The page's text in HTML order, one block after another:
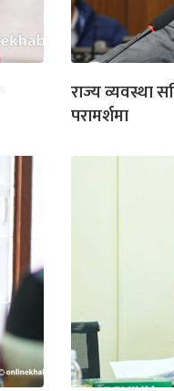
राज्य व्यवस्था
परामर्शमा